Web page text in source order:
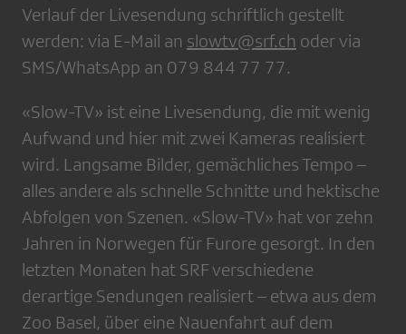
Verlauf der Livesendung schriftlich gestellt
werden: via E-Mail an slowtv@srf.ch oder via
SMS/WhatsApp an 079 844 77 77.
«Slow-TV» ist eine Livesendung, die mit wenig
Aufwand und hier mit zwei Kameras realisiert
wird. Langsame Bilder, gemächliches Tempo –
alles andere als schnelle Schnitte und hektische
Abfolgen von Szenen. «Slow-TV» hat vor zehn
Jahren in Norwegen für Furore gesorgt. In den
letzten Monaten hat SRF verschiedene
derartige Sendungen realisiert – etwa aus dem
Zoo Basel, über eine Nauenfahrt auf dem